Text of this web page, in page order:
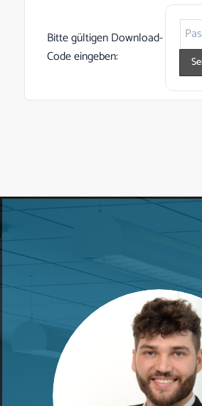
Bitte gültigen Download-
Code eingeben: